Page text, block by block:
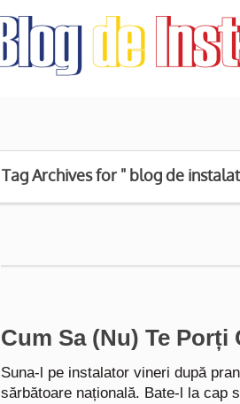
Tag Archives for " blog de
Cum Sa (Nu) Te
Suna-l pe instalator vineri după
sărbătoare națională. Bate-l la cap